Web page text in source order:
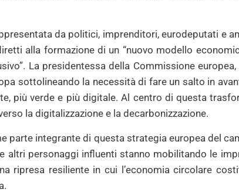
da politici, imprenditori, eurodeputati e
alla formazione di un “nuovo modello
La presidentessa della Commissione europea,
sottolineando la necessità di fare un salto in
più verde e più digitale. Al centro di questa
la digitalizzazione e la decarbonizzazione.
parte integrante di questa strategia europea del
altri personaggi influenti stanno mobilitando le
ripresa resiliente in cui l’economia circolare